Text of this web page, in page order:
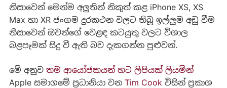
නිසාවෙන් මෙන්ම අලුතින් නිකුත් කළ iPhone XS, XS
Max හා XR ජංගම දුරකථන වලට තිබූ ඉල්ලුම අඩු වීම
නිසාවෙන් ඔවන්ගේ වෙළඳ කටයුතු වලට විශාල
බළපෑමක් සිදු වී ඇති බව දැකගන්න පුළුවන්.
මේ අනුව තම ආයෝජකයන් හට ලිපියක් ලියමින්
Apple සමාගමේ ප්‍රධානියා වන Tim Cook විසින් ප්‍රකාශ